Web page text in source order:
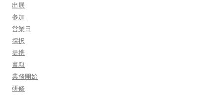
出展
参加
営業日
採択
提携
書籍
業務開始
研修